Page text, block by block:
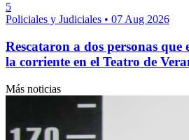
5
Policiales y Judiciales • 07 Aug 2026
Rescataron a dos personas
la corriente en el Teatro de
Más noticias